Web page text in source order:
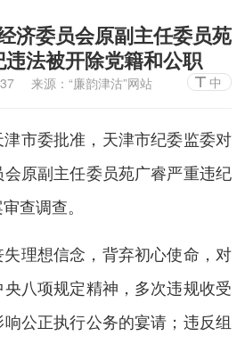
济委员会原副主任委员苑
法被开除党籍和公职
来源：“廉韵津沽”网站 中
津市委批准，天津市纪委监委对
原副主任委员苑广睿严重违纪
查调查。
理想信念，背弃初心使命，对
八项规定精神，多次违规收受
公正执行公务的宴请；违反组